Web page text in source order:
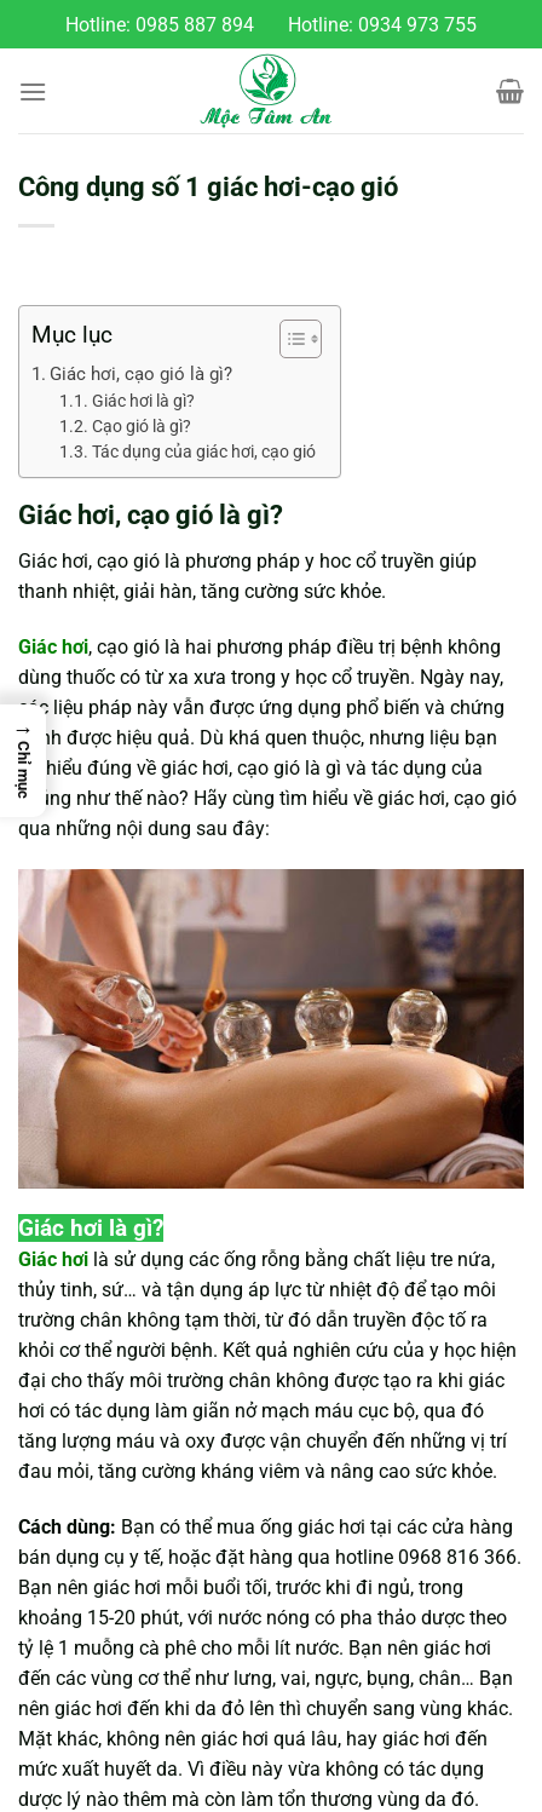
đến
dung
Hotline: 0985 887 894 Hotline: 0934 973 755
Công dụng số 1 giác hơi-cạo gió
Mục lục
Giác hơi, cạo gió là gì?
Giác hơi là gì?
Cạo gió là gì?
Tác dụng của giác hơi, cạo gió
Giác hơi, cạo gió là gì?
Giác hơi, cạo gió là phương pháp y hoc cổ truyền giúp
thanh nhiệt, giải hàn, tăng cường sức khỏe.
Giác hơi, cạo gió là hai phương pháp điều trị bệnh không
dùng thuốc có từ xa xưa trong y học cổ truyền. Ngày nay,
các liệu pháp này vẫn được ứng dụng phổ biến và chứng
minh được hiệu quả. Dù khá quen thuộc, nhưng liệu bạn
đã hiểu đúng về giác hơi, cạo gió là gì và tác dụng của
chúng như thế nào? Hãy cùng tìm hiểu về giác hơi, cạo gió
qua những nội dung sau đây:
Giác hơi là gì?
Giác hơi là sử dụng các ống rỗng bằng chất liệu tre nứa,
thủy tinh, sứ… và tận dụng áp lực từ nhiệt độ để tạo môi
trường chân không tạm thời, từ đó dẫn truyền độc tố ra
khỏi cơ thể người bệnh. Kết quả nghiên cứu của y học hiện
đại cho thấy môi trường chân không được tạo ra khi giác
hơi có tác dụng làm giãn nở mạch máu cục bộ, qua đó
tăng lượng máu và oxy được vận chuyển đến những vị trí
đau mỏi, tăng cường kháng viêm và nâng cao sức khỏe.
Cách dùng: Bạn có thể mua ống giác hơi tại các cửa hàng
bán dụng cụ y tế, hoặc đặt hàng qua hotline 0968 816 366.
Bạn nên giác hơi mỗi buổi tối, trước khi đi ngủ, trong
khoảng 15-20 phút, với nước nóng có pha thảo dược theo
tỷ lệ 1 muỗng cà phê cho mỗi lít nước. Bạn nên giác hơi
đến các vùng cơ thể như lưng, vai, ngực, bụng, chân… Bạn
nên giác hơi đến khi da đỏ lên thì chuyển sang vùng khác.
Mặt khác, không nên giác hơi quá lâu, hay giác hơi đến
mức xuất huyết da. Vì điều này vừa không có tác dụng
dược lý nào thêm mà còn làm tổn thương vùng da đó.
→
Chỉ mục